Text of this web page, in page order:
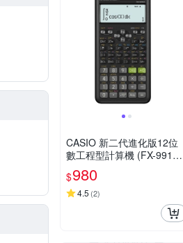
CASIO 新二代進化版12位
數工程型計算機 (FX-991ES
PLUS-2)
$980
4.5 (2)